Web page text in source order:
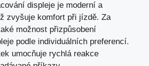
displeje je moderní a
zvyšuje komfort při jízdě. Za
možnost přizpůsobení
podle individuálních preferencí.
umocňuje rychlá reakce